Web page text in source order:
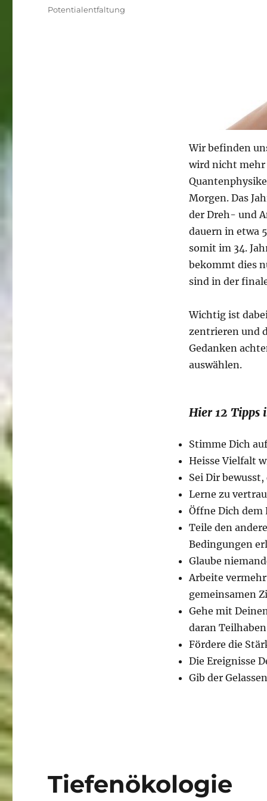
Wir befinden
wird nicht mehr
Morgen. Das
der Dreh- und
dauern in etwa
somit im 34.
bekommt dies
sind in der
Wichtig ist
zentrieren und
Gedanken
auswählen.
Hier 12 Tipps
Stimme Dich
Heisse Vielfalt
Sei Dir
Lerne zu
Öffne Dich dem
Teile den
Bedingungen
Glaube
Arbeite
gemeinsamen
Gehe mit
daran Teilhaben
Fördere die
Die Ereignisse
Gib der
Kategorien
Potentialentfaltung
Tiefenökologie